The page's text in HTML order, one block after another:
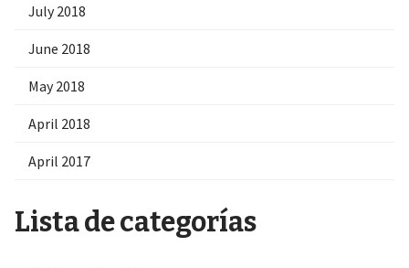
July 2018
June 2018
May 2018
April 2018
April 2017
Lista de categorías